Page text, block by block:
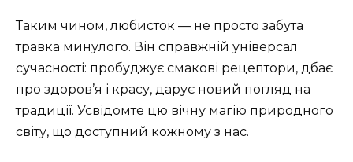
Таким чином, любисток — не просто забута
травка минулого. Він справжній універсал
сучасності: пробуджує смакові рецептори, дбає
про здоров’я і красу, дарує новий погляд на
традиції. Усвідомте цю вічну магію природного
світу, що доступний кожному з нас.